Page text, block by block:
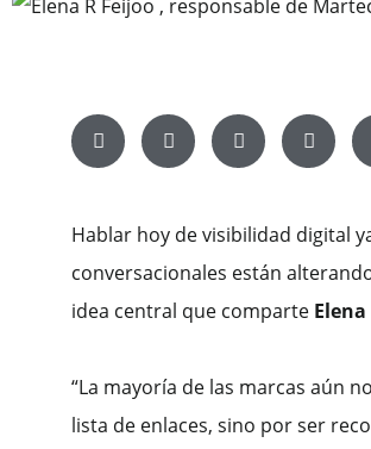
Hablar hoy de visibilidad digital
conversacionales están
idea central que comparte
“La mayoría de las marcas aún
lista de enlaces, sino por ser